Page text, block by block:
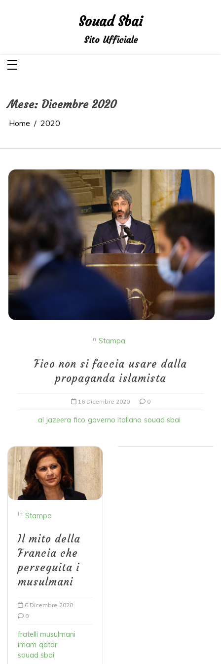
Souad Sbai
Sito Ufficiale
Mese: Dicembre 2020
Home 2020
In Stampa
Fico non si faccia usare dalla
propaganda islamista
16 Dicembre 2020 0
al jazeera fico governo italiano souad sbai
In Stampa
Il mito della
Francia che
perseguita i
musulmani
6 Dicembre 2020
0
fratelli musulmani
imam qatar
souad sbai